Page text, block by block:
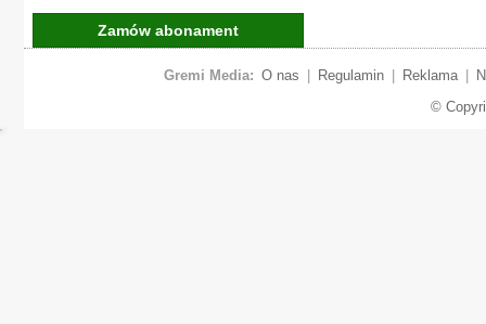
Zamów abonament
Gremi Media: O nas Regulamin Reklama
©